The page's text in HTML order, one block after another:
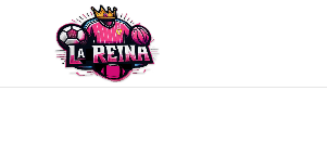
Búsqueda
productos